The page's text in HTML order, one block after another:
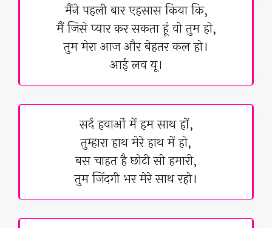
मैंने पहली बार एहसास किया कि,
मैं जिसे प्यार कर सकता हूं वो तुम हो,
तुम मेरा आज और बेहतर कल हो।
आई लव यू।
सर्द हवाओं में हम साथ हों,
तुम्हारा हाथ मेरे हाथ में हो,
बस चाहत है छोटी सी हमारी,
तुम जिंदगी भर मेरे साथ रहो।